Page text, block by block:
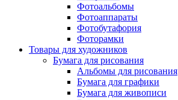
Фотоальбомы
Фотоаппараты
Фотобутафория
Фоторамки
Товары для художников
Бумага для рисования
Альбомы для рисования
Бумага для графики
Бумага для живописи